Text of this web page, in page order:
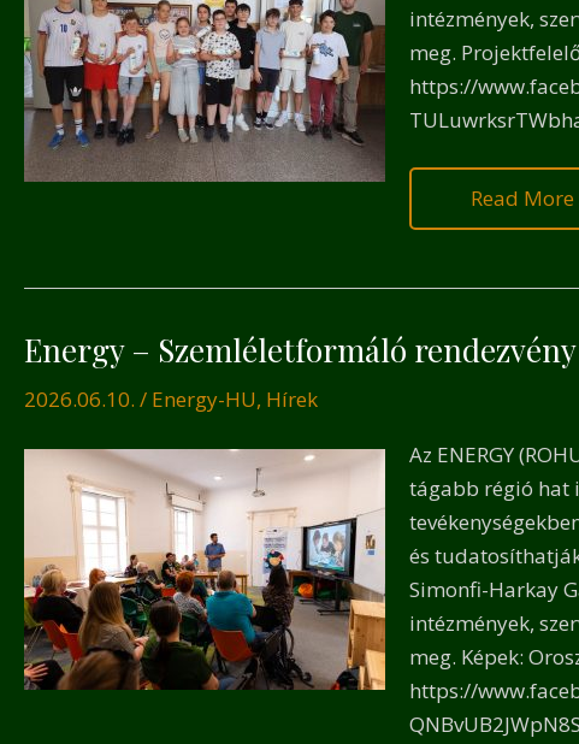
intézmények,
meg.
https://
Read More
Energy – Szemléletformáló rendezvény
2026.06.10. / Energy-HU, Hírek
Az ENERGY
tágabb régió hat
és
Simonfi-Harkay
intézmények,
meg. Képek:
https://
Energy
Szemléletformáló
rendezvény